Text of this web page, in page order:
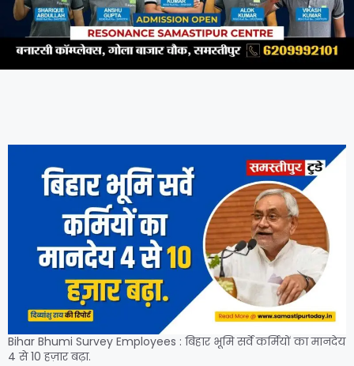
Bihar Bhumi Survey Employees : बिहार भूमि सर्वे कर्मियों का मानदेय
4 से 10 हज़ार बढ़ा.